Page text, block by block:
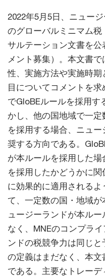
2022年5月5日、ニュー
のグローバルミニマム
サルテーション文書を公
メント募集）。本文書
性、実施方法や実施時
目についてコメントを
でGloBEルールを採用す
かし、他の国地域で一
を採用する場合、ニュ
奨する方向である。
が本ルールを採用した
を採用したかどうかに関
に効果的に適用される
て、一定数の国・地域
ュージーランドが本ル
なく、MNEのコンプラ
ンドの税競争力は同じ
の定義はまだなく、本
である。主要なトレー